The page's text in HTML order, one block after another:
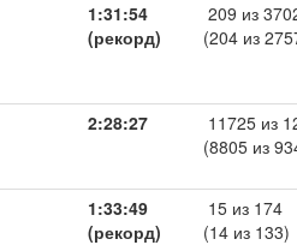
1:31:54
(рекорд)
209 из
(204 из
2:28:27
11725 из
(8805 из
1:33:49
(рекорд)
15 из 174
(14 из 133)